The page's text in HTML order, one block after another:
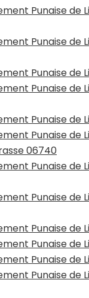
Punaise de
Punaise de
Punaise de
Punaise de
Punaise de
Punaise de
06740
Punaise de
Punaise de
Punaise de
Punaise de
Punaise de
Punaise de